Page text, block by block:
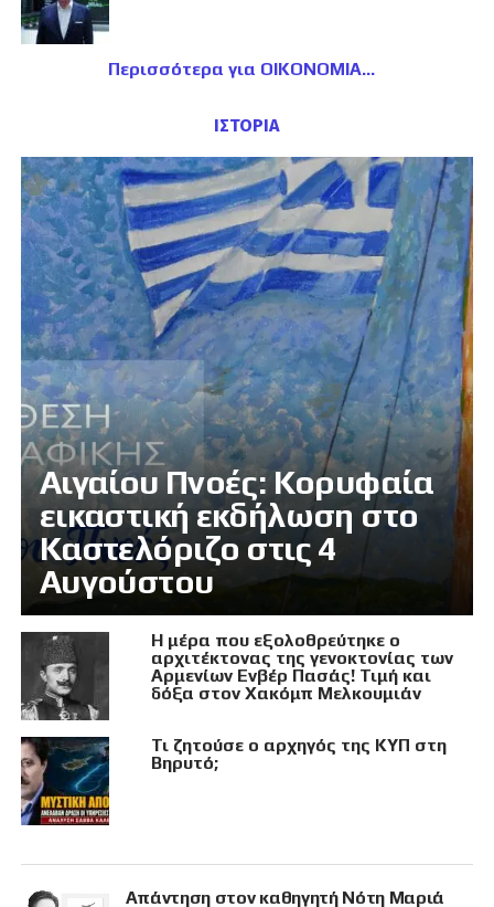
Περισσότερα για ΟΙΚΟΝΟΜΙΑ
ΙΣΤΟΡΙΑ
Αιγαίου Πνοές: Κορυφαία
εικαστική εκδήλωση στο
Καστελόριζο στις 4
Αυγούστου
Η μέρα που εξολοθρεύτηκε ο
αρχιτέκτονας της γενοκτονίας των
Αρμενίων Ενβέρ Πασάς! Τιμή και
δόξα στον Χακόμπ Μελκουμιάν
Τι ζητούσε ο αρχηγός της ΚΥΠ στη
Βηρυτό;
Απάντηση στον καθηγητή Νότη Μαριά